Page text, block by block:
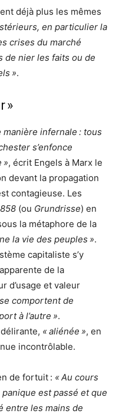
déjà plus les mêmes
en particulier la
crises du marché
de nier les faits ou de
».
»
manière infernale : tous
s’enfonce
», écrit Engels à Marx le
devant la propagation
contagieuse. Les
(ou Grundrisse) en
la métaphore de la
la vie des peuples ».
capitaliste s’y
de la
d’usage et valeur
comportent de
à l’autre ».
« aliénée », en
incontrôlable.
de fortuit : « Au cours
est passé et que
entre les mains de